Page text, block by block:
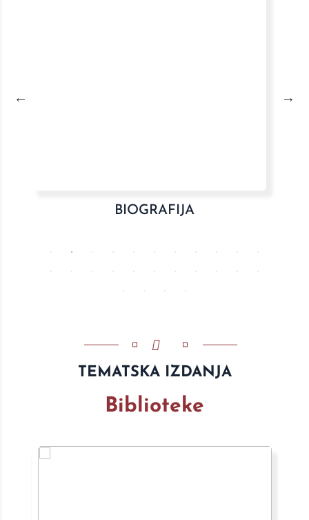
BIOGRAFIJA
TEMATSKA IZDANJA
Biblioteke